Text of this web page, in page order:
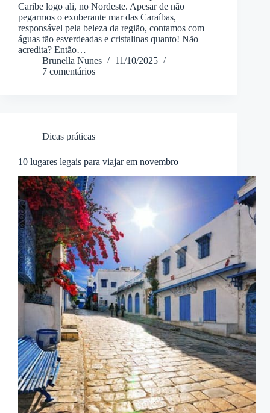
Caribe logo ali, no Nordeste. Apesar de não
pegarmos o exuberante mar das Caraíbas,
responsável pela beleza da região, contamos com
águas tão esverdeadas e cristalinas quanto! Não
acredita? Então…
Brunella Nunes
11/10/2025
7 comentários
Dicas práticas
10 lugares legais para viajar em novembro